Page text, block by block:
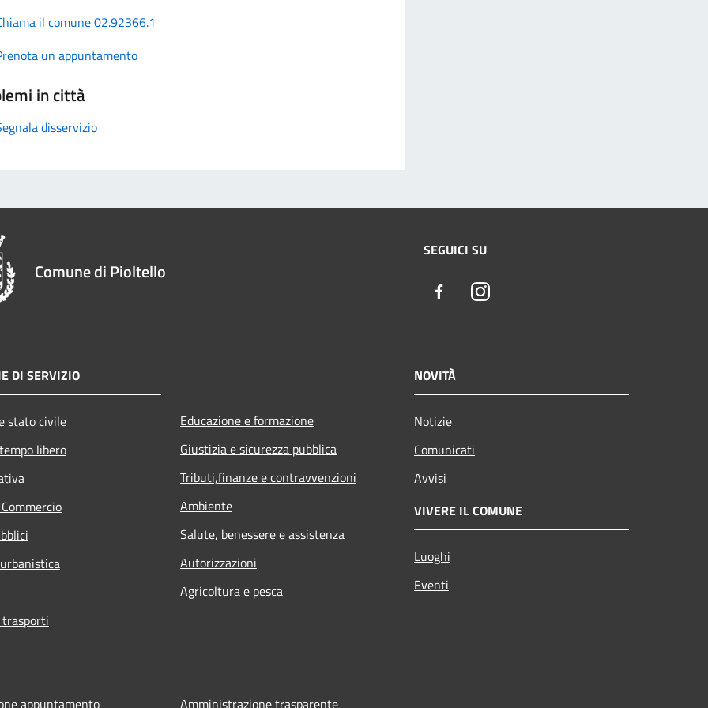
il comune 02.92366.1
un appuntamento
in città
disservizio
Comune di Pioltello
SEGUICI SU
FacebookInstagram
DI SERVIZIO
stato civile
libero
Educazione e formazione
Giustizia e sicurezza pubblica
Tributi,finanze e contravvenzioni
Ambiente
Salute, benessere e assistenza
Autorizzazioni
Agricoltura e pesca
NOVITÀ
Notizie
Comunicati
Avvisi
VIVERE IL COMUNE
Luoghi
Eventi
appuntamento Amministrazione trasparente